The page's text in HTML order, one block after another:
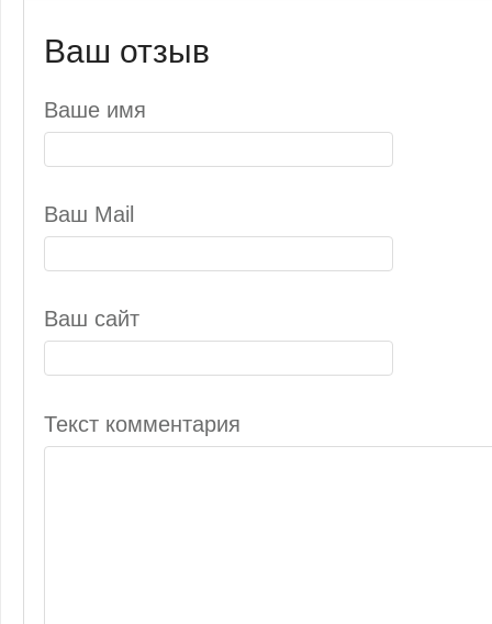
Ваш отзыв
Ваше имя
Ваш Mail
Ваш сайт
Текст комментария